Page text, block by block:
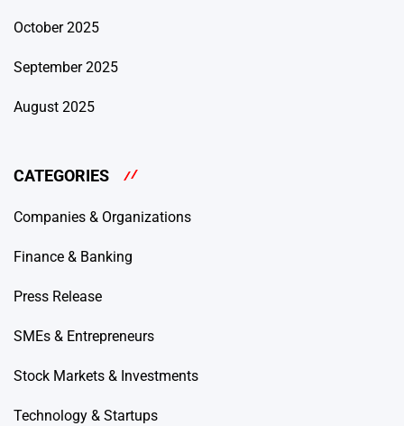
October 2025
September 2025
August 2025
CATEGORIES
Companies & Organizations
Finance & Banking
Press Release
SMEs & Entrepreneurs
Stock Markets & Investments
Technology & Startups